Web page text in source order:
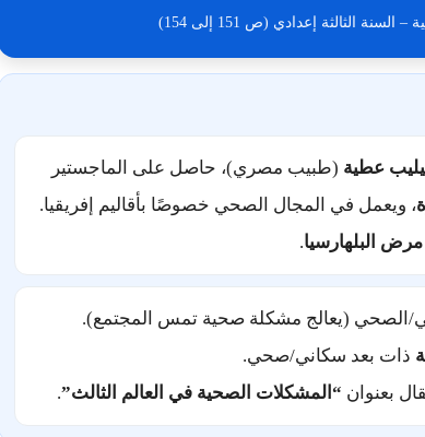
الثالثة إعدادي (ص 151 إلى 154)
عطية (طبيب مصري)، حاصل على الماجستير
، ويعمل في المجال الصحي خصوصًا بأقاليم إفريقيا.
مرض البلهارسيا.
الصحي (يعالج مشكلة صحية تمس المجتمع).
ذات بعد سكاني/صحي.
بعنوان “المشكلات الصحية في العالم الثالث”.